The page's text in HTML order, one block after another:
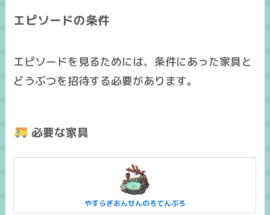
エピソードの条件
エピソードを見るためには、条件にあった家具と
どうぶつを招待する必要があります。
必要な家具
やすらぎおんせんのろてんぶろ